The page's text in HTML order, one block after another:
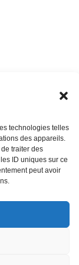
technologies telles
des appareils.
traiter des
ID uniques sur ce
peut avoir
Ventes